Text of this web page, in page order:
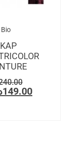
Bio
149.00